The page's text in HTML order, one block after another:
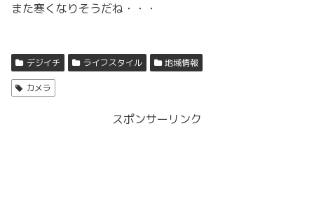
また寒くなりそうだね・・・
デジイチ ライフスタイル 地域情報
カメラ
スポンサーリンク